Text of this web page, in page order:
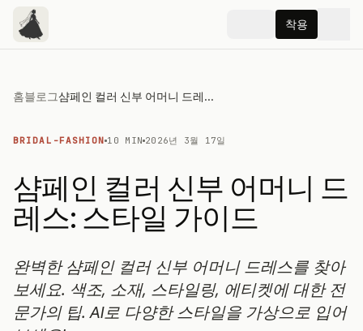
착용
홈블로그 샴페인 컬러 신부 어머니 드레스: 스타일 가이드
BRIDAL-FASHION 10 MIN 2026년 3월 17일
샴페인 컬러 신부 어머니 드
레스: 스타일 가이드
완벽한 샴페인 컬러 신부 어머니 드레스를 찾아
보세요. 색조, 소재, 스타일링, 에티켓에 대한 전
문가의 팁. AI로 다양한 스타일을 가상으로 입어